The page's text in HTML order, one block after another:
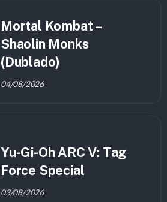
Mortal Kombat –
Shaolin Monks
(Dublado)
04/08/2026
Yu-Gi-Oh ARC V: Tag
Force Special
03/08/2026